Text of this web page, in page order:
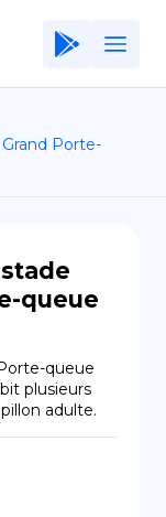
Porte-
queue
plusieurs
adulte.